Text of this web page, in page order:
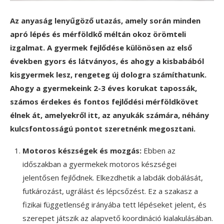
Az anyaság lenyűgöző utazás, amely során minden
apró lépés és mérföldkő méltán okoz örömteli
izgalmat. A gyermek fejlődése különösen az első
években gyors és látványos, és ahogy a kisbabából
kisgyermek lesz, rengeteg új dologra számíthatunk.
Ahogy a gyermekeink 2-3 éves korukat tapossák,
számos érdekes és fontos fejlődési mérföldkövet
élnek át, amelyekről itt, az anyukák számára, néhány
kulcsfontosságú pontot szeretnénk megosztani.
Motoros készségek és mozgás: Ebben az
időszakban a gyermekek motoros készségei
jelentősen fejlődnek. Elkezdhetik a labdák dobálását,
futkározást, ugrálást és lépcsőzést. Ez a szakasz a
fizikai függetlenség irányába tett lépéseket jelent, és
szerepet játszik az alapvető koordináció kialakulásában.